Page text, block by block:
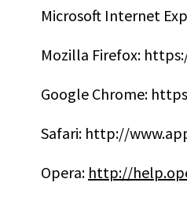
Microsoft Internet
Mozilla Firefox:
Google Chrome:
Safari: http://
Opera: http://